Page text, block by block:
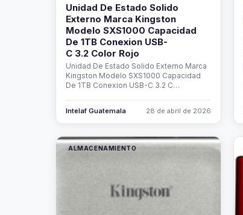
Unidad De Estado Solido
Externo Marca Kingston
Modelo SXS1000 Capacidad
De 1TB Conexion USB-
C 3.2 Color Rojo
Unidad De Estado Solido Externo Marca
Kingston Modelo SXS1000 Capacidad
De 1TB Conexion USB-C 3.2 C…
Intelaf Guatemala 28 de abril de 2026
ALMACENAMIENTO